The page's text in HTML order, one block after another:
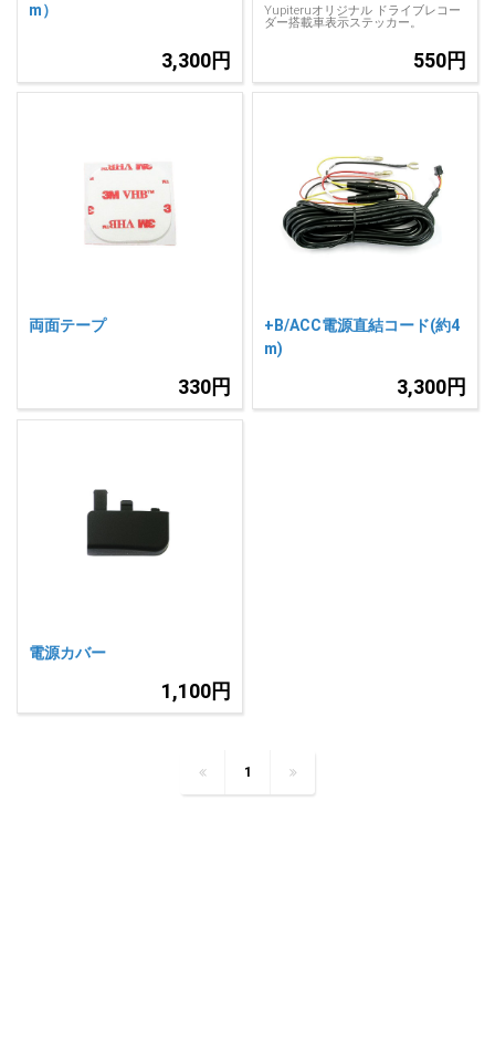
m）
3,300円
Yupiteruオリジナル ドライブレコー
ダー搭載車表示ステッカー。
550円
両面テープ
330円
+B/ACC電源直結コード(約4
m)
3,300円
電源カバー
1,100円
1